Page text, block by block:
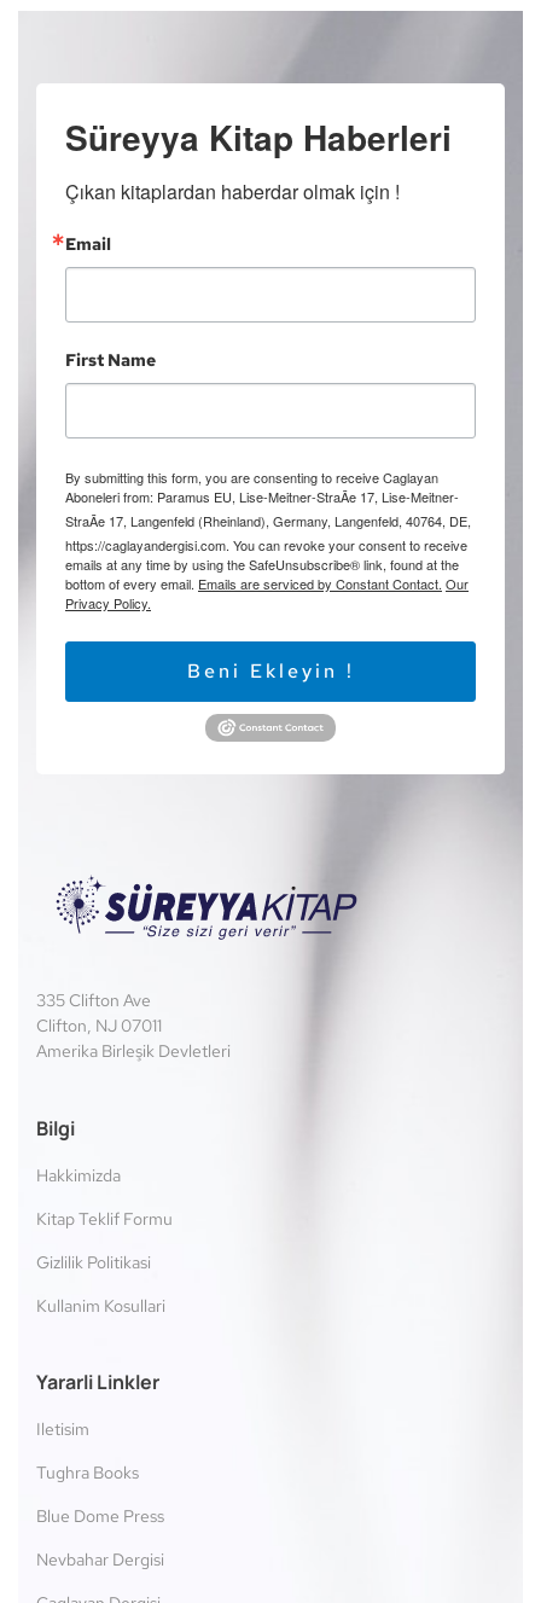
Süreyya Kitap Haberleri
Çıkan kitaplardan haberdar olmak için !
Email
First Name
By submitting this form, you are consenting to receive Caglayan
Aboneleri from: Paramus EU, Lise-Meitner-StraÃe 17, Lise-Meitner-
StraÃe 17, Langenfeld (Rheinland), Germany, Langenfeld, 40764, DE,
https://caglayandergisi.com. You can revoke your consent to receive
emails at any time by using the SafeUnsubscribe® link, found at the
bottom of every email. Emails are serviced by Constant Contact. Our
Privacy Policy.
Beni Ekleyin !
335 Clifton Ave
Clifton, NJ 07011
Amerika Birleşik Devletleri
Bilgi
Hakkimizda
Kitap Teklif Formu
Gizlilik Politikasi
Kullanim Kosullari
Yararli Linkler
Iletisim
Tughra Books
Blue Dome Press
Nevbahar Dergisi